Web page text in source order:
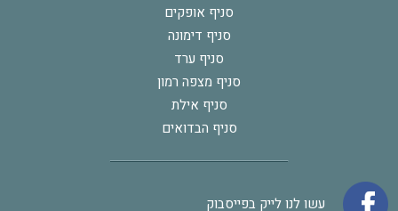
סניף אופקים
סניף דימונה
סניף ערד
סניף מצפה רמון
סניף אילת
סניף הבדואים
עשו לנו לייק בפייסבוק